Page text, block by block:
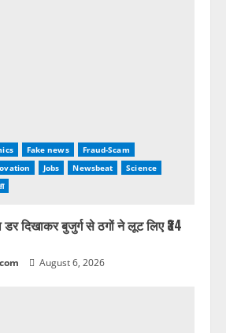
Fake news
Fraud-Scam
Jobs Newsbeat
Science
डर दिखाकर बुजुर्ग से ठगों ने लूट लिए ₹34
August 6, 2026